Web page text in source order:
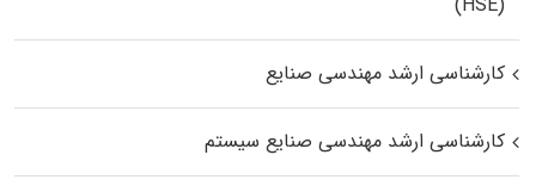
کارشناسی ارشد مهندسی صنایع
کارشناسی ارشد مهندسی صنایع سیستم